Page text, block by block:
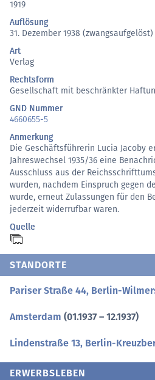
1919
Auflösung
31. Dezember 1938 (zwangsaufgelöst)
Art
Verlag
Rechtsform
Gesellschaft mit beschränkter
GND Nummer
4660655-5
Anmerkung
Die Geschäftsführerin Lucia Jacoby
Jahreswechsel 1935/36 eine
Ausschluss aus der
wurden, nachdem Einspruch gegen
wurde, erneut Zulassungen für den
jederzeit widerrufbar waren.
Quelle
STANDORTE
Pariser Straße 44, Berlin-
Amsterdam (01.1937 – 12.1937)
Lindenstraße 13, Berlin-
ERWERBSLEBEN